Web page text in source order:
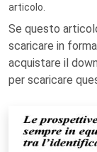
articolo.
Se questo
scaricare in
acquistare il
per scaricare